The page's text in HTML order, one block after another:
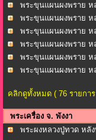
วงพ่...พระขุนแผนผงพราย ห
วงพ่...พระขุนแผนผงพราย ห
วงพ่...พระขุนแผนผงพราย ห
วงพ่...พระขุนแผนผงพราย ห
วงพ่...พระขุนแผนผงพราย ห
วงพ่...พระขุนแผนผงพราย ห
คลิกดูทั้งหมด ( 76 รายการ
พระเครื่อง จ. พังงา
พระผงหลวงปู่ทวด หลั